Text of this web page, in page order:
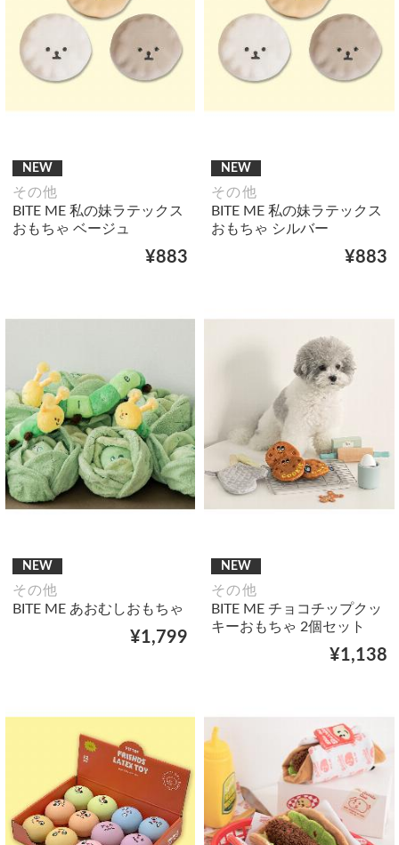
NEW
その他
BITE ME 私の妹ラテックス
おもちゃ ベージュ
¥883
NEW
その他
BITE ME 私の妹ラテックス
おもちゃ シルバー
¥883
NEW
その他
BITE ME あおむしおもちゃ
¥1,799
NEW
その他
BITE ME チョコチップクッ
キーおもちゃ 2個セット
¥1,138